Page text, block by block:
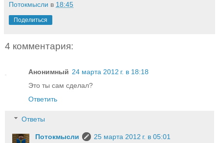
Потокмысли в 18:45
Поделиться
4 комментария:
Анонимный 24 марта 2012 г. в 18:18
Это ты сам сделал?
Ответить
Ответы
Потокмысли
25 марта 2012 г. в 05:01